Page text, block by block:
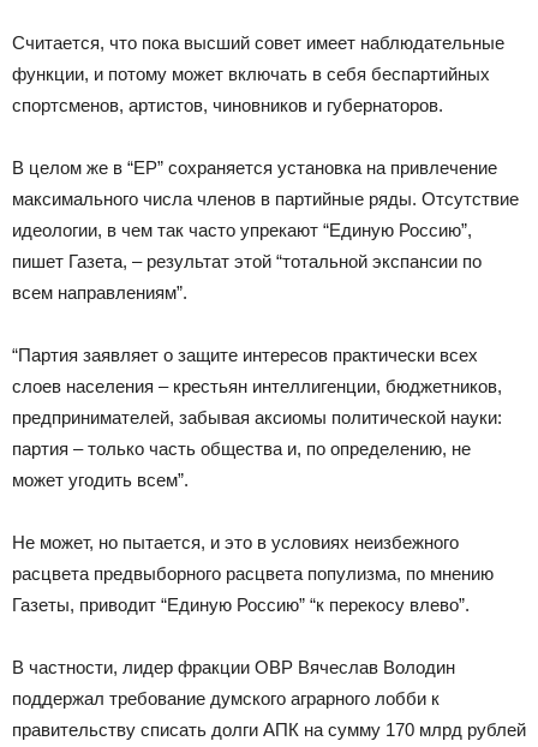
Считается, что пока высший совет имеет наблюдательные
функции, и потому может включать в себя беспартийных
спортсменов, артистов, чиновников и губернаторов.
В целом же в “ЕР” сохраняется установка на привлечение
максимального числа членов в партийные ряды. Отсутствие
идеологии, в чем так часто упрекают “Единую Россию”,
пишет Газета, – результат этой “тотальной экспансии по
всем направлениям”.
“Партия заявляет о защите интересов практически всех
слоев населения – крестьян интеллигенции, бюджетников,
предпринимателей, забывая аксиомы политической науки:
партия – только часть общества и, по определению, не
может угодить всем”.
Не может, но пытается, и это в условиях неизбежного
расцвета предвыборного расцвета популизма, по мнению
Газеты, приводит “Единую Россию” “к перекосу влево”.
В частности, лидер фракции ОВР Вячеслав Володин
поддержал требование думского аграрного лобби к
правительству списать долги АПК на сумму 170 млрд рублей